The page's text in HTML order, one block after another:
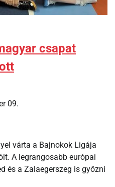
csapat
09.
várta a Bajnokok Ligája
A legrangosabb európai
és a Zalaegerszeg is győzni